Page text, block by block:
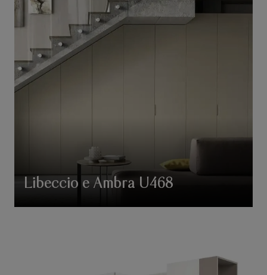
Libeccio e Ambra U468